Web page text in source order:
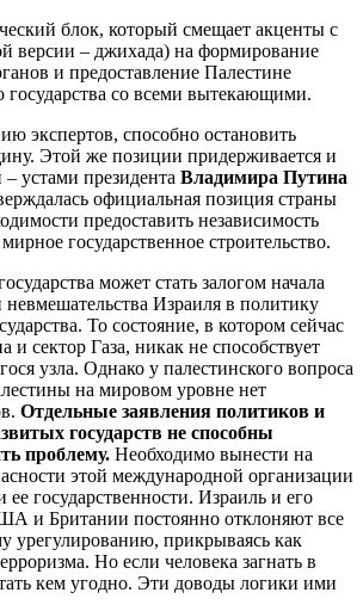
блок, который смещает акценты с
версии – джихада) на формирование
и предоставление Палестине
государства со всеми вытекающими.
экспертов, способно остановить
Этой же позиции придерживается и
устами президента Владимира Путина
официальная позиция страны
предоставить независимость
государственное строительство.
может стать залогом начала
Израиля в политику
То состояние, в котором сейчас
и сектор Газа, никак не способствует
узла. Однако у палестинского вопроса
на мировом уровне нет
Отдельные заявления политиков и
государств не способны
проблему. Необходимо вынести на
этой международной организации
государственности. Израиль и его
и Британии постоянно отклоняют все
урегулированию, прикрываясь как
Но если человека загнать в
кем угодно. Эти доводы логики ими